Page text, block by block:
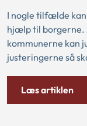
I nogle tilfælde
hjælp til borgerne.
kommunerne kan
justeringerne så
Læs artiklen